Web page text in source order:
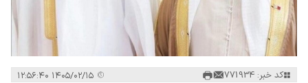
کد خبر: 771934